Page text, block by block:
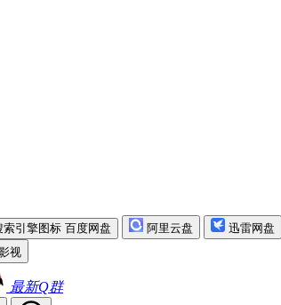
百度网盘 阿里云盘 迅雷网盘
视
最新Q群